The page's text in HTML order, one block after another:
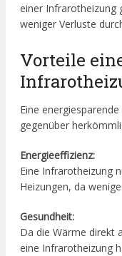
einer Infrarotheizung
weniger Verluste
Vorteile
Eine
gegenüber
Energieeffizienz:
Eine Infrarotheizung
Heizungen, da
Gesundheit:
Da die Wärme direkt
eine Infrarotheizung